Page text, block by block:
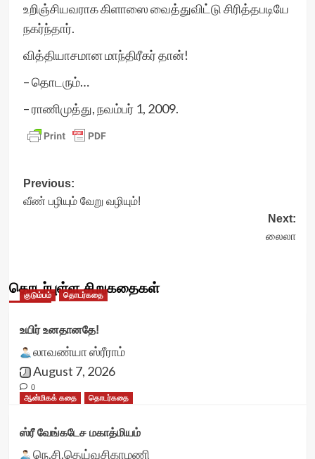
உறிஞ்சியவராக கிளாஸை வைத்துவிட்டு சிரித்தபடியே
நகர்ந்தார்.
வித்தியாசமான மாந்திரீகர் தான்!
– தொடரும்…
– ராணிமுத்து, நவம்பர் 1, 2009.
Post
navigation
Previous:
வீண் பழியும் வேறு வழியும்!
Next:
லைலா
தொடர்புள்ள சிறுகதைகள்
குடும்பம் தொடர்கதை
உயிர் உனதானதே!
லாவண்யா ஸ்ரீராம்
August 7, 2026
0
ஆன்மிகக் கதை
தொடர்கதை
ஸ்ரீ வேங்கடேச மகாத்மியம்
நெ.சி.தெய்வசிகாமணி